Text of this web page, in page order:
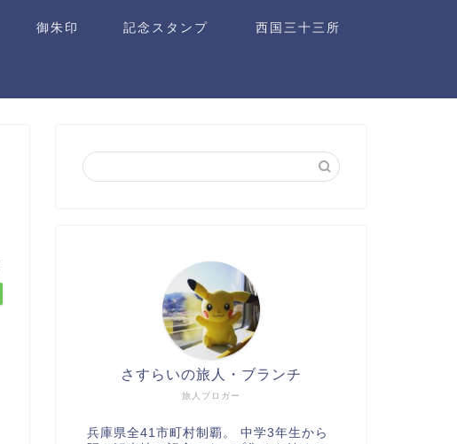
御朱印 記念スタンプ 西国三十三所
旅人ブロガー
さすらいの旅人・ブランチ
兵庫県全41市町村制覇。 中学3年生から